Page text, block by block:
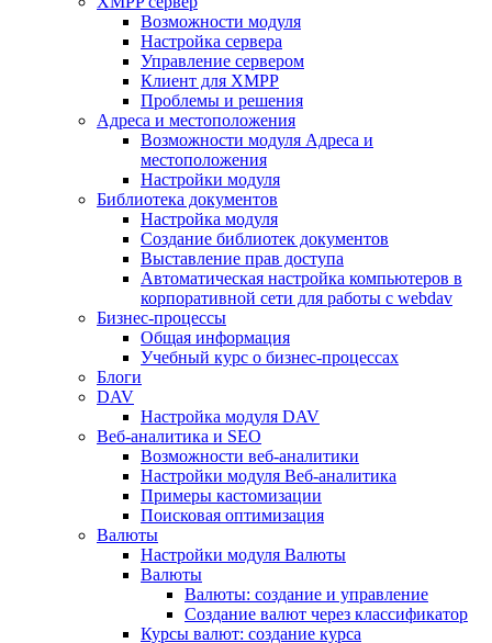
Возможности модуля
Настройка сервера
Управление сервером
Клиент для XMPP
Проблемы и решения
Адреса и местоположения
Возможности модуля Адреса и
местоположения
Настройки модуля
Библиотека документов
Настройка модуля
Создание библиотек документов
Выставление прав доступа
Автоматическая настройка компьютеров в
корпоративной сети для работы с webdav
Бизнес-процессы
Общая информация
Учебный курс о бизнес-процессах
Блоги
DAV
Настройка модуля DAV
Веб-аналитика и SEO
Возможности веб-аналитики
Настройки модуля Веб-аналитика
Примеры кастомизации
Поисковая оптимизация
Валюты
Настройки модуля Валюты
Валюты
Валюты: создание и управление
Создание валют через классификатор
Курсы валют: создание курса